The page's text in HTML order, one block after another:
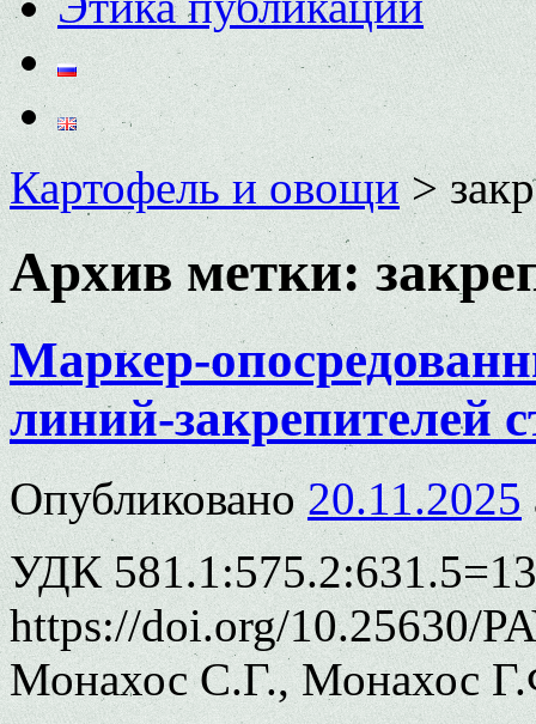
Картофель и овощи>
Архив метки:
Маркер-
линий-закрепителей
Опубликовано 20.11.2025
УДК
https://doi.org/10.25630/
Монахос С.Г., Монахос